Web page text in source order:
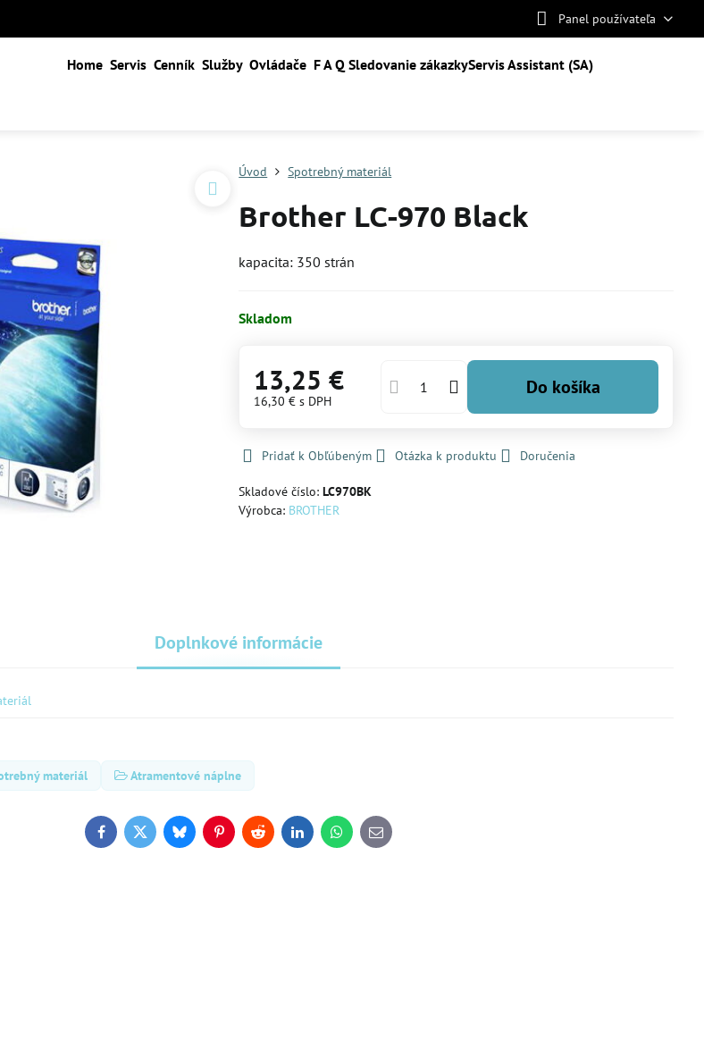
Panel používateľa
Home Servis Cenník Služby Ovládače F A QSledovanie zákazkyServis Assistant (SA)
Úvod Spotrebný materiál
Brother LC-970 Black
kapacita: 350 strán
Skladom
13,25 €
16,30 €s DPH
Do košíka
Pridať k Obľúbeným Otázka k produktu Doručenia
Skladové číslo:LC970BK
Výrobca: BROTHER
Doplnkové informácie
materiál Atramentové náplne
FacebookTwitterBlueskyPinterestRedditLinkedInWhatsApp
E-
mail